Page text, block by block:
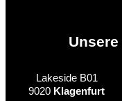
Lakeside B01
9020 Klagenfurt